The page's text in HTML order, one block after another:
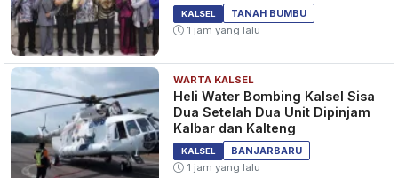
KALSEL
TANAH BUMBU
1 jam yang lalu
WARTA KALSEL
Heli Water Bombing Kalsel Sisa
Dua Setelah Dua Unit Dipinjam
Kalbar dan Kalteng
KALSEL
BANJARBARU
1 jam yang lalu